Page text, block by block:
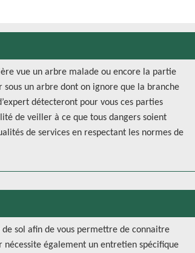
vue un arbre malade ou encore la partie
un arbre dont on ignore que la branche
détecteront pour vous ces parties
de veiller à ce que tous dangers soient
de services en respectant les normes de
sol afin de vous permettre de connaitre
également un entretien spécifique